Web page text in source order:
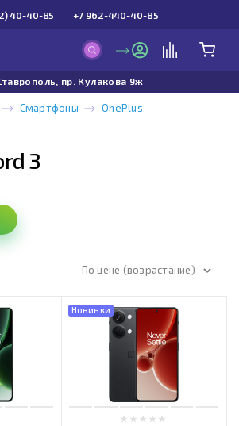
40-40-85 +7 962-440-40-85
пр. Кулакова 9ж
Смартфоны
OnePlus
3
По цене (возрастание)
Новинки